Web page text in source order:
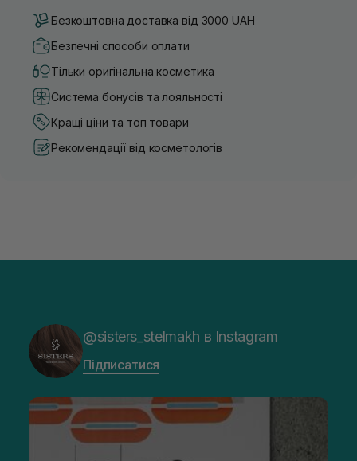
Безкоштовна доставка від 3000 UAH
Безпечні способи оплати
Тільки оригінальна косметика
Система бонусів та лояльності
Кращі ціни та топ товари
Рекомендації від косметологів
@sisters_stelmakh в Instagram
Підписатися